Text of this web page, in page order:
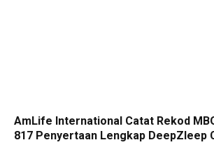
AmLife International Catat Rekod
817 Penyertaan Lengkap DeepZleep